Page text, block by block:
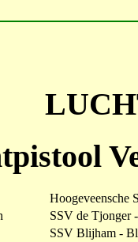
Hoogeveensche
SSV de Tjonger
SSV Blijham -